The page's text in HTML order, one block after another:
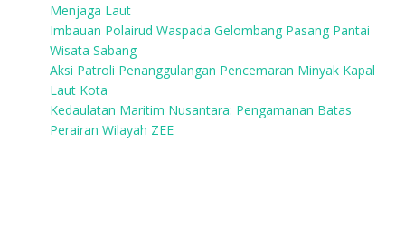
Menjaga Laut
Imbauan Polairud Waspada Gelombang Pasang Pantai
Wisata Sabang
Aksi Patroli Penanggulangan Pencemaran Minyak Kapal
Laut Kota
Kedaulatan Maritim Nusantara: Pengamanan Batas
Perairan Wilayah ZEE